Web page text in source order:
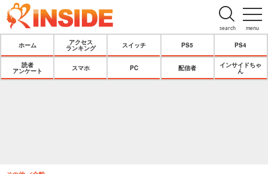
menu
search
ホーム
アクセス
ランキング
スイッチ PS5 PS4
読者
アンケート
スマホ PC 配信者
インサイドちゃ
ん